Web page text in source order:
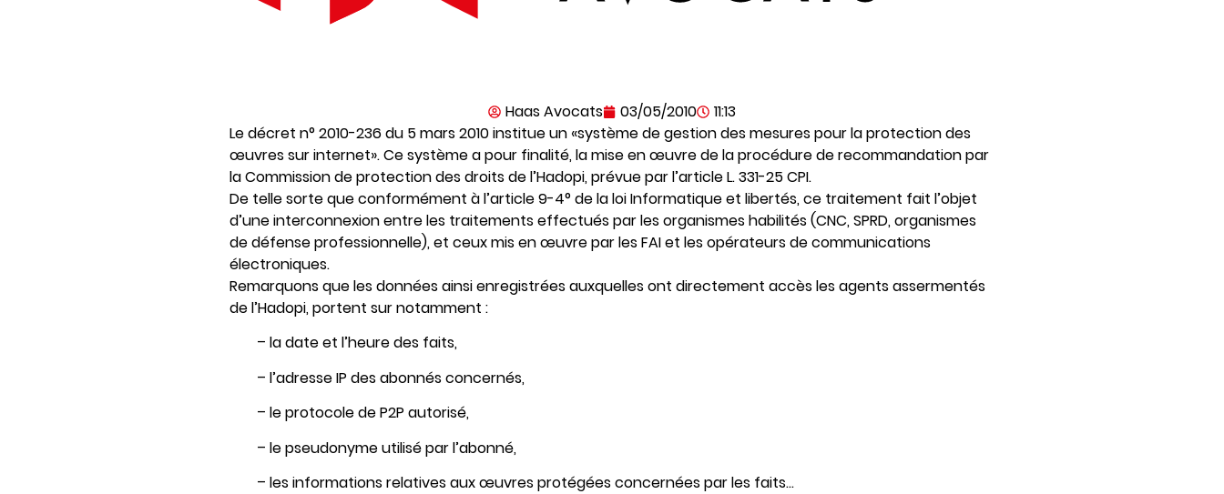
Haas Avocats 03/05/2010
11:13
Le décret n° 2010-236 du 5 mars 2010 institue un «système de gestion des mesures pour la protection des
œuvres sur internet». Ce système a pour finalité, la mise en œuvre de la procédure de recommandation par
la Commission de protection des droits de l’Hadopi, prévue par l’article L. 331-25 CPI.
De telle sorte que conformément à l’article 9-4° de la loi Informatique et libertés, ce traitement fait l’objet
d’une interconnexion entre les traitements effectués par les organismes habilités (CNC, SPRD, organismes
de défense professionnelle), et ceux mis en œuvre par les FAI et les opérateurs de communications
électroniques.
Remarquons que les données ainsi enregistrées auxquelles ont directement accès les agents assermentés
de l’Hadopi, portent sur notamment :
– la date et l’heure des faits,
– l’adresse IP des abonnés concernés,
– le protocole de P2P autorisé,
– le pseudonyme utilisé par l’abonné,
– les informations relatives aux œuvres protégées concernées par les faits…